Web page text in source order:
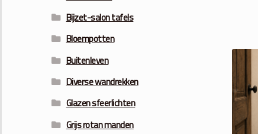
Bijzet-salon tafels
Bloempotten
Buitenleven
Diverse wandrekken
Glazen sfeerlichten
Grijs rotan manden